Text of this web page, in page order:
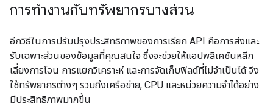
การทำงานกับทรัพยากรบางส่วน
อีกวิธีในการปรับปรุงประสิทธิภาพของการเรียก API คือการส่งและ
รับเฉพาะส่วนของข้อมูลที่คุณสนใจ ซึ่งจะช่วยให้แอปพลิเคชันหลีก
เลี่ยงการโอน การแยกวิเคราะห์ และการจัดเก็บฟิลด์ที่ไม่จำเป็นได้ จึง
ใช้ทรัพยากรต่างๆ รวมถึงเครือข่าย, CPU และหน่วยความจำได้อย่าง
มีประสิทธิภาพมากขึ้น